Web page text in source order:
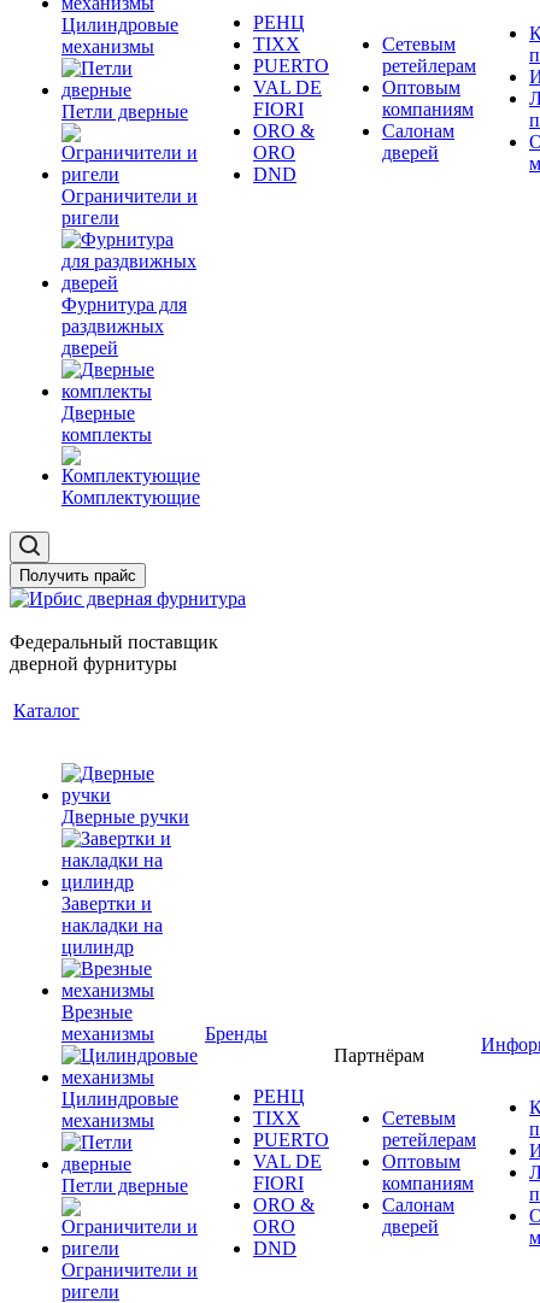
Цилиндровые
механизмы
Петли дверные
Ограничители и
ригели
Фурнитура для
раздвижных
дверей
Дверные
комплекты
Комплектующие
РЕНЦ
TIXX
PUERTO
VAL DE
FIORI
ORO &
ORO
DND
Сетевым
ретейлерам
Оптовым
компаниям
Салонам
дверей
Получить прайс
Федеральный поставщик
дверной фурнитуры
Каталог
Дверные ручки
Завертки и
накладки на
цилиндр
Врезные
механизмы
Цилиндровые
механизмы
Петли дверные
Ограничители и
ригели
Бренды
РЕНЦ
TIXX
PUERTO
VAL DE
FIORI
ORO &
ORO
DND
Партнёрам
Сетевым
ретейлерам
Оптовым
компаниям
Салонам
дверей